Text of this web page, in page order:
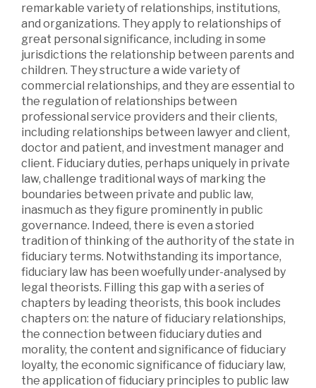
remarkable variety of relationships, institutions,
and organizations. They apply to relationships of
great personal significance, including in some
jurisdictions the relationship between parents and
children. They structure a wide variety of
commercial relationships, and they are essential to
the regulation of relationships between
professional service providers and their clients,
including relationships between lawyer and client,
doctor and patient, and investment manager and
client. Fiduciary duties, perhaps uniquely in private
law, challenge traditional ways of marking the
boundaries between private and public law,
inasmuch as they figure prominently in public
governance. Indeed, there is even a storied
tradition of thinking of the authority of the state in
fiduciary terms. Notwithstanding its importance,
fiduciary law has been woefully under-analysed by
legal theorists. Filling this gap with a series of
chapters by leading theorists, this book includes
chapters on: the nature of fiduciary relationships,
the connection between fiduciary duties and
morality, the content and significance of fiduciary
loyalty, the economic significance of fiduciary law,
the application of fiduciary principles to public law